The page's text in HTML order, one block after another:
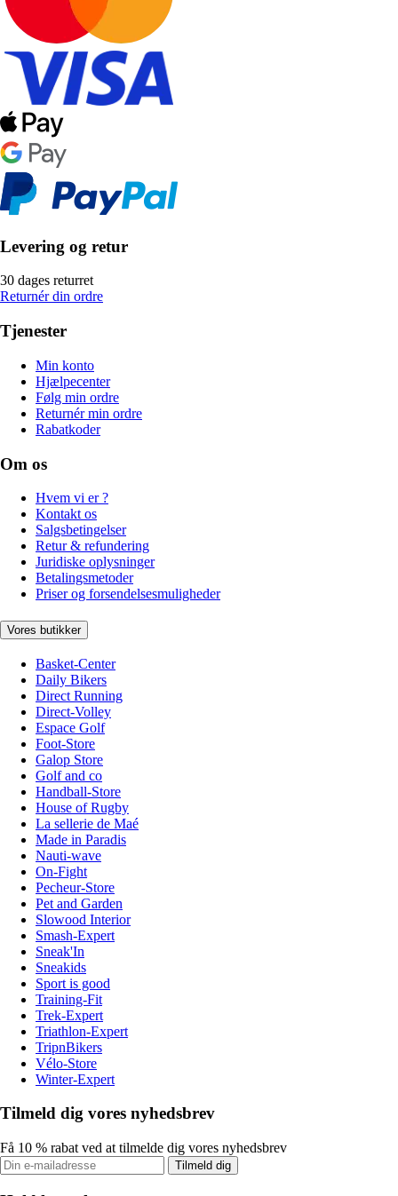
Levering og retur
30 dages returret
Returnér din ordre
Tjenester
Min konto
Hjælpecenter
Følg min ordre
Returnér min ordre
Rabatkoder
Om os
Hvem vi er ?
Kontakt os
Salgsbetingelser
Retur & refundering
Juridiske oplysninger
Betalingsmetoder
Priser og forsendelsesmuligheder
Vores butikker
Basket-Center
Daily Bikers
Direct Running
Direct-Volley
Espace Golf
Foot-Store
Galop Store
Golf and co
Handball-Store
House of Rugby
La sellerie de Maé
Made in Paradis
Nauti-wave
On-Fight
Pecheur-Store
Pet and Garden
Slowood Interior
Smash-Expert
Sneak'In
Sneakids
Sport is good
Training-Fit
Trek-Expert
Triathlon-Expert
TripnBikers
Vélo-Store
Winter-Expert
Tilmeld dig vores nyhedsbrev
Få 10 % rabat ved at tilmelde dig vores nyhedsbrev
Tilmeld dig